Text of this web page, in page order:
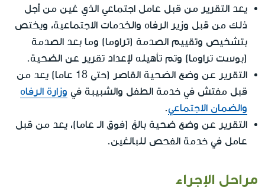
يعد التقرير من قبل عامل اجتماعي الذي عُين من أجل
ذلك من قبل وزير الرفاه والخدمات الاجتماعية، ويختص
بتشخيص وتقييم الصدمة (تراوما) وما بعد الصدمة
(بوست تراوما) وتم تأهيله لإعداد تقرير عن الضحية.
التقرير عن وضع الضحية القاصر (حتى 18 عاما) يعد من
قبل مفتش في خدمة الطفل والشبيبة في وزارة الرفاه
والضمان الاجتماعي.
التقرير عن وضع ضحية بالغ (فوق الـ عاما)، يعد من قبل
عامل في خدمة الفحص للبالغين.
مراحل الإجراء